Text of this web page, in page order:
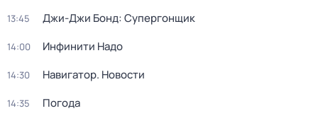
13:45 Джи-Джи Бонд: Супергонщик
14:00 Инфинити Надо
14:30 Навигатор. Новости
14:35 Погода